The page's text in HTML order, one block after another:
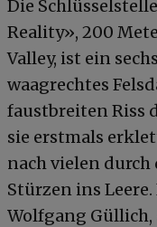
Die
Reality», 200
Valley, ist ein
waagrechtes
faustbreiten Riss
sie erstmals
nach vielen durch
Stürzen ins
Wolfgang Güllich,